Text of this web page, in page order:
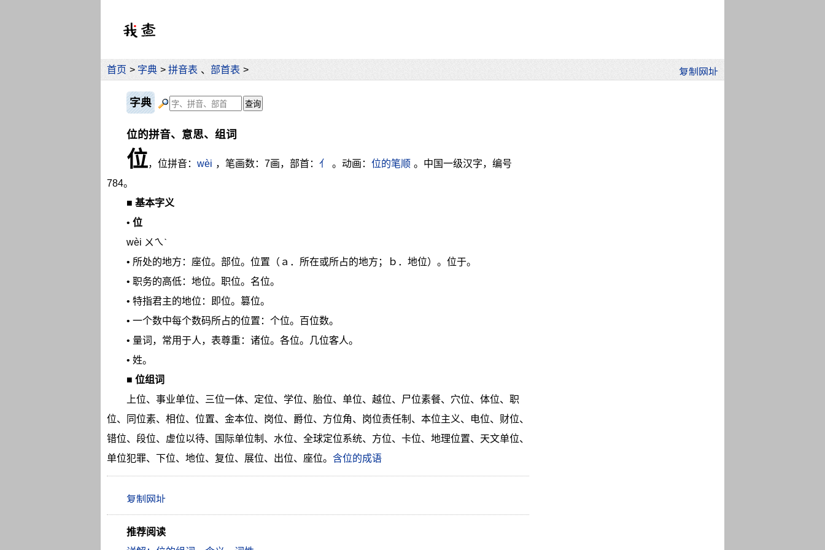
首页 > 字典 > 拼音表 、 部首表 >
字典
位的拼音、意思、组词
位，位拼音： wèi ，笔画数：7画，部首： 亻 。动画： 位的笔顺 。中国一级汉字，编号
784。
■ 基本字义
• 位
wèi ㄨㄟˋ
• 所处的地方：座位。部位。位置（ａ．所在或所占的地方；ｂ．地位）。位于。
• 职务的高低：地位。职位。名位。
• 特指君主的地位：即位。篡位。
• 一个数中每个数码所占的位置：个位。百位数。
• 量词，常用于人，表尊重：诸位。各位。几位客人。
• 姓。
■ 位组词
上位、事业单位、三位一体、定位、学位、胎位、单位、越位、尸位素餐、穴位、体位、职
位、同位素、相位、位置、金本位、岗位、爵位、方位角、岗位责任制、本位主义、电位、财位、
错位、段位、虚位以待、国际单位制、水位、全球定位系统、方位、卡位、地理位置、天文单位、
单位犯罪、下位、地位、复位、展位、出位、座位。 含位的成语
推荐阅读